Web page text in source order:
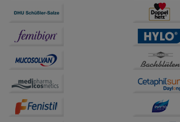
Bitte beachten Sie, dass Daten hierfür
Dritte wie z.B. Google oder soziale
übertragen werden.